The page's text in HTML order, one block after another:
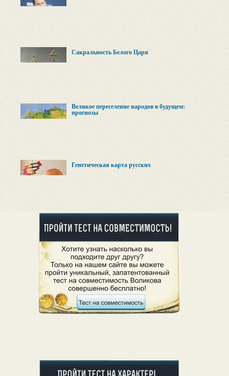
Сакральность Белого Царя
Великое переселение народов в будущем:
прогнозы
Генетическая карта русских